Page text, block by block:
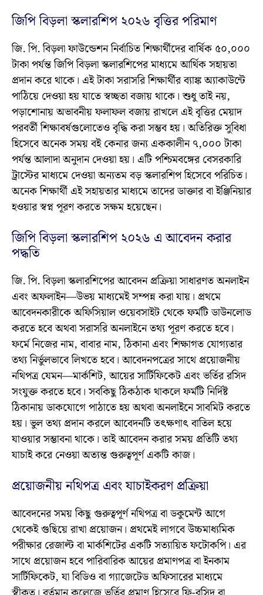
জিপি বিড়লা স্কলারশিপ ২০২৬ বৃত্তির পরিমাণ
জি. পি. বিড়লা ফাউন্ডেশন নির্বাচিত শিক্ষার্থীদের বার্ষিক ৫০,০০০
টাকা পর্যন্ত জিপি বিড়লা স্কলারশিপের মাধ্যমে আর্থিক সহায়তা
প্রদান করে থাকে। এই টাকা সরাসরি শিক্ষার্থীর ব্যাঙ্ক অ্যাকাউন্টে
পাঠিয়ে দেওয়া হয় যাতে স্বচ্ছতা বজায় থাকে। শুধু তাই নয়,
পড়াশোনায় অভাবনীয় ফলাফল বজায় রাখলে এই বৃত্তির মেয়াদ
পরবর্তী শিক্ষাবর্ষগুলোতেও বৃদ্ধি করা সম্ভব হয়। অতিরিক্ত সুবিধা
হিসেবে অনেক সময় বই কেনার জন্য এককালীন ৭,০০০ টাকা
পর্যন্ত আলাদা অনুদান দেওয়া হয়। এটি পশ্চিমবঙ্গের বেসরকারি
ট্রাস্টের মাধ্যমে দেওয়া অন্যতম বড় স্কলারশিপ হিসেবে পরিচিত।
অনেক শিক্ষার্থী এই সহায়তার মাধ্যমে তাদের ডাক্তার বা ইঞ্জিনিয়ার
হওয়ার স্বপ্ন পূরণ করতে সক্ষম হয়েছেন।
জিপি বিড়লা স্কলারশিপ ২০২৬ এ আবেদন করার
পদ্ধতি
জি. পি. বিড়লা স্কলারশিপের আবেদন প্রক্রিয়া সাধারণত অনলাইন
এবং অফলাইন—উভয় মাধ্যমেই সম্পন্ন করা যায়। প্রথমে
আবেদনকারীকে অফিসিয়াল ওয়েবসাইট থেকে ফর্মটি ডাউনলোড
করতে হবে অথবা সরাসরি অনলাইনে তথ্য পূরণ করতে হবে।
ফর্মে নিজের নাম, বাবার নাম, ঠিকানা এবং শিক্ষাগত যোগ্যতার
তথ্য নির্ভুলভাবে লিখতে হবে। আবেদনপত্রের সাথে প্রয়োজনীয়
নথিপত্র যেমন—মার্কশিট, আয়ের সার্টিফিকেট এবং ভর্তির রসিদ
সংযুক্ত করতে হবে। সবকিছু ঠিকঠাক থাকলে ফর্মটি নির্দিষ্ট
ঠিকানায় ডাকযোগে পাঠাতে হয় অথবা অনলাইনে সাবমিট করতে
হয়। ভুল তথ্য প্রদান করলে আবেদনটি তৎক্ষণাৎ বাতিল হয়ে
যাওয়ার সম্ভাবনা থাকে। তাই আবেদন করার সময় প্রতিটি তথ্য
যাচাই করে নেওয়া অত্যন্ত গুরুত্বপূর্ণ একটি কাজ।
প্রয়োজনীয় নথিপত্র এবং যাচাইকরণ প্রক্রিয়া
আবেদনের সময় কিছু গুরুত্বপূর্ণ নথিপত্র বা ডকুমেন্ট আগে
থেকেই গুছিয়ে রাখা প্রয়োজন। প্রথমেই লাগবে উচ্চমাধ্যমিক
পরীক্ষার রেজাল্ট বা মার্কশিটের একটি সত্যায়িত ফটোকপি। এর
সাথে প্রয়োজন হবে পারিবারিক আয়ের প্রমাণপত্র বা ইনকাম
সার্টিফিকেট, যা বিডিও বা গ্যাজেটেড অফিসারের মাধ্যমে